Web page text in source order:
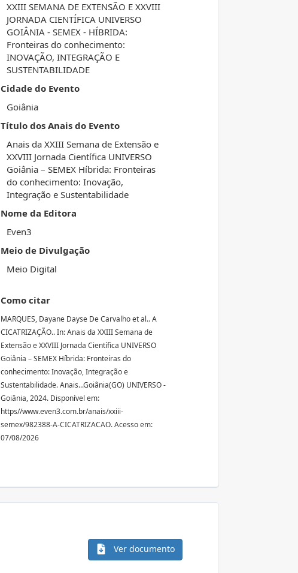
XXIII SEMANA DE EXTENSÃO E XXVIII
JORNADA CIENTÍFICA UNIVERSO
GOIÂNIA - SEMEX - HÍBRIDA:
Fronteiras do conhecimento:
INOVAÇÃO, INTEGRAÇÃO E
SUSTENTABILIDADE
Cidade do Evento
Goiânia
Título dos Anais do Evento
Anais da XXIII Semana de Extensão e
XXVIII Jornada Científica UNIVERSO
Goiânia – SEMEX Híbrida: Fronteiras
do conhecimento: Inovação,
Integração e Sustentabilidade
Nome da Editora
Even3
Meio de Divulgação
Meio Digital
Como citar
MARQUES, Dayane Dayse De Carvalho et al.. A
CICATRIZAÇÃO.. In: Anais da XXIII Semana de
Extensão e XXVIII Jornada Científica UNIVERSO
Goiânia – SEMEX Híbrida: Fronteiras do
conhecimento: Inovação, Integração e
Sustentabilidade. Anais...Goiânia(GO) UNIVERSO -
Goiânia, 2024. Disponível em:
https//www.even3.com.br/anais/xxiii-
semex/982388-A-CICATRIZACAO. Acesso em:
07/08/2026
Ver documento